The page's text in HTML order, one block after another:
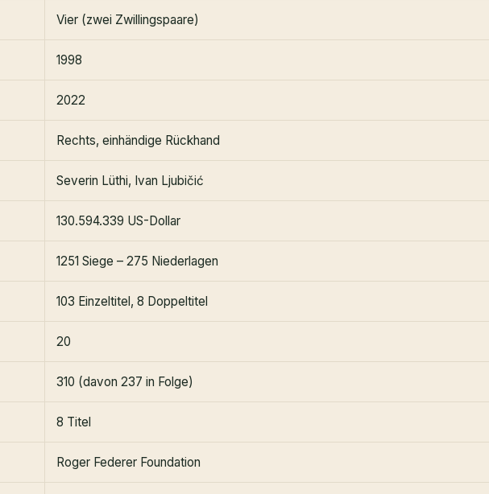
Vier (zwei Zwillingspaare)
1998
2022
Rechts, einhändige Rückhand
Severin Lüthi, Ivan Ljubičić
130.594.339 US-Dollar
1251 Siege – 275 Niederlagen
103 Einzeltitel, 8 Doppeltitel
20
310 (davon 237 in Folge)
8 Titel
Roger Federer Foundation